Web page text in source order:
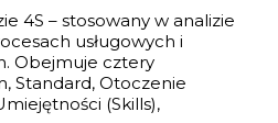
4S – stosowany w analizie
usługowych i
Obejmuje cztery
Standard, Otoczenie
(Skills),